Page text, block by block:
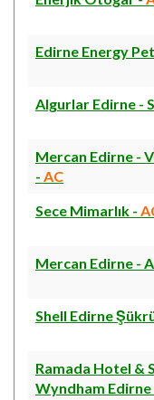
Edirne Energy
Algurlar Edirne -
Mercan Edirne -
- AC
Sece Mimarlık -
Mercan Edirne -
Shell Edirne
Ramada Hotel &
Wyndham Edirne